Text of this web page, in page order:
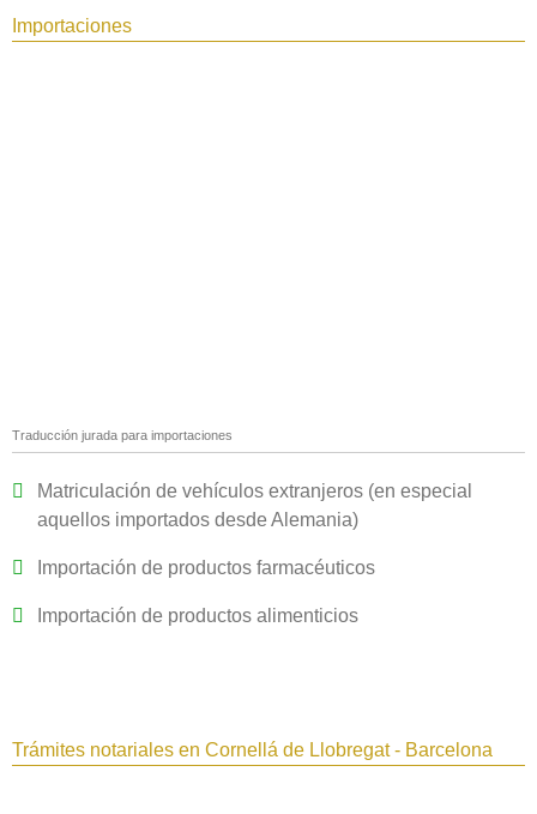
Importaciones
Traducción jurada para importaciones
Matriculación de vehículos extranjeros (en especial
aquellos importados desde Alemania)
Importación de productos farmacéuticos
Importación de productos alimenticios
Trámites notariales en Cornellá de Llobregat - Barcelona